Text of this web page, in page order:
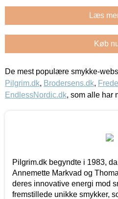
Læs
Køb
De mest populære smykke-
Pilgrim.dk, Brodersens.dk,
EndlessNordic.dk, som alle har
Pilgrim.dk begyndte i 1983,
Annemette Markvad og
deres innovative energi mod
fremstillede unikke smykker,